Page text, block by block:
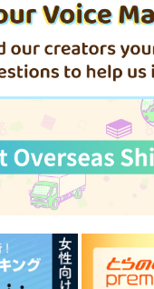
作品詳細
【オマケなし】猫殺し
くんはスキだらけ